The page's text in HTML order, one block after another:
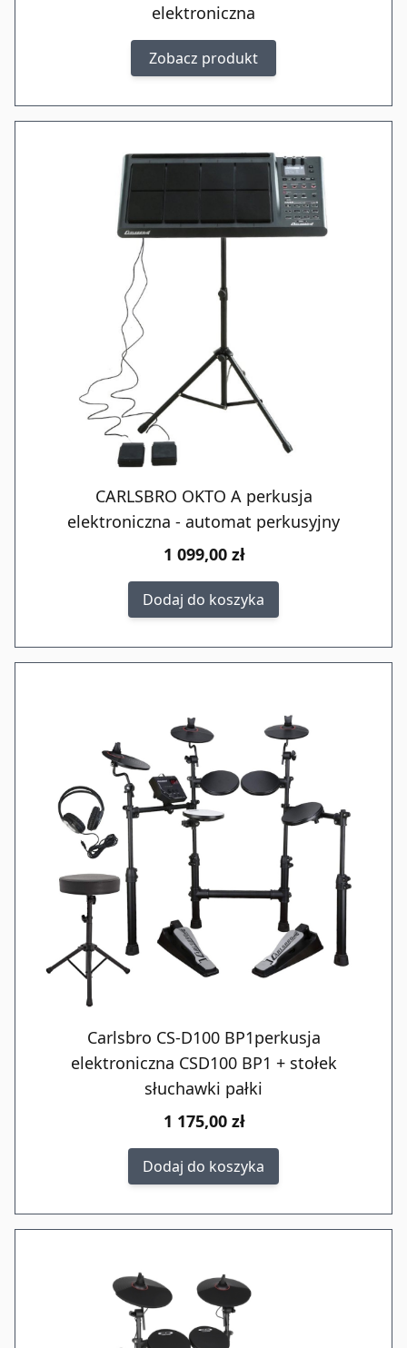
elektroniczna
Zobacz produkt
CARLSBRO OKTO A perkusja
elektroniczna - automat perkusyjny
1 099,00 zł
Dodaj do koszyka
Carlsbro CS-D100 BP1perkusja
elektroniczna CSD100 BP1 + stołek
słuchawki pałki
1 175,00 zł
Dodaj do koszyka